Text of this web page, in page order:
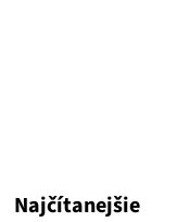
Najčítanejšie